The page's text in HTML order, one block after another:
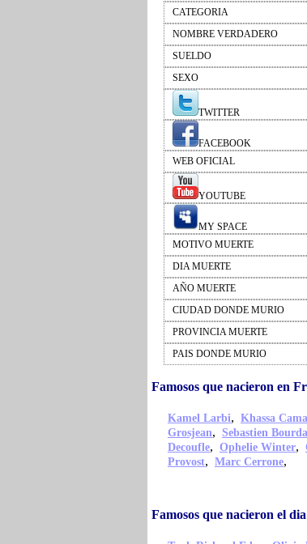
CATEGORIA
NOMBRE VERDADERO
SUELDO
SEXO
TWITTER
FACEBOOK
WEB OFICIAL
YOUTUBE
MY SPACE
MOTIVO MUERTE
DIA MUERTE
AÑO MUERTE
CIUDAD DONDE MURIO
PROVINCIA MUERTE
PAIS DONDE MURIO
Famosos que nacieron en
Kamel Larbi, Khassa
Grosjean, Sebastien
Decoufle, Ophelie Winter,
Provost, Marc Cerrone,
Famosos que nacieron el